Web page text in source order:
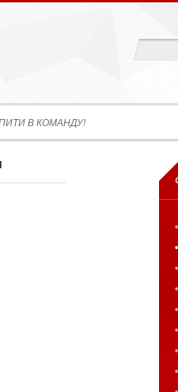
В КОМАНДУ!